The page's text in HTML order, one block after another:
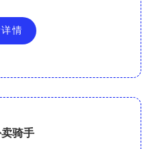
情
骑手